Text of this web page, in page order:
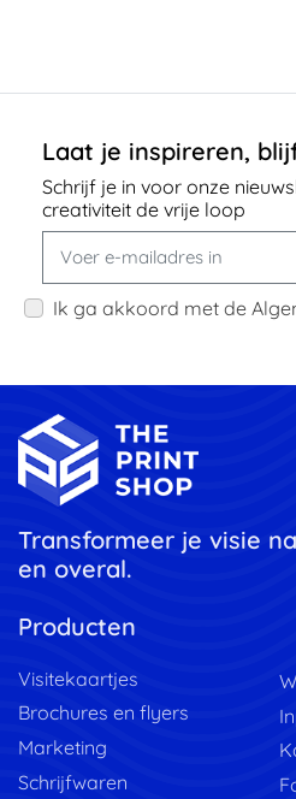
Laat je inspireren,
Schrijf je in voor onze
creativiteit de vrije loop
Ik ga akkoord met de
Transformeer je visie
en overal.
Producten
Visitekaartjes
Brochures en flyers
Marketing
Schrijfwaren